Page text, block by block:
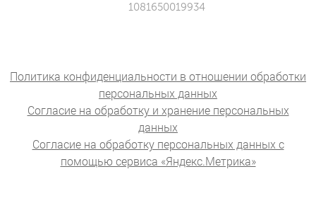
1081650019934
Политика конфиденциальности в отношении обработки
персональных данных
Согласие на обработку и хранение персональных
данных
Согласие на обработку персональных данных с
помощью сервиса «Яндекс.Метрика»